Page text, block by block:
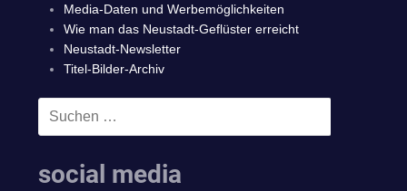
Media-Daten und Werbemöglichkeiten
Wie man das Neustadt-Geflüster erreicht
Neustadt-Newsletter
Titel-Bilder-Archiv
Suchen
social media